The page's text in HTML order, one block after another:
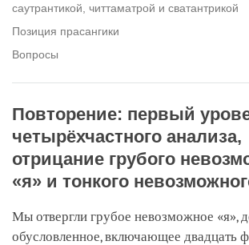
саутрантикой, читтаматрой и сватантрикой
Позиция прасангики
Вопросы
Повторение: первый
четырёхчастного анализа,
отрицание грубого
«я» и тонкого
Мы отвергли грубое невозможное «я»,
обусловленное, включающее двадцать